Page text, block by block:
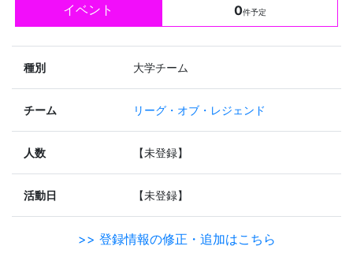
イベント 0件予定
種別 大学チーム
チーム リーグ・オブ・レジェンド
人数 【未登録】
活動日 【未登録】
>> 登録情報の修正・追加はこちら